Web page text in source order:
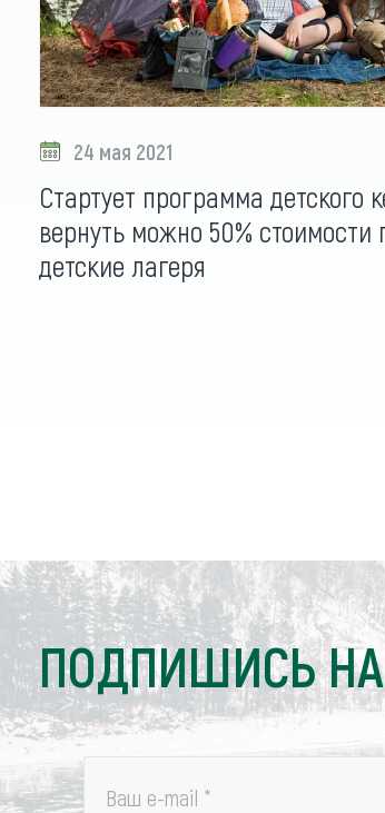
24 мая 2021
Стартует программа детского
вернуть можно 50% стоимости
детские лагеря
ПОДПИШИСЬ
Ваш e-mail *